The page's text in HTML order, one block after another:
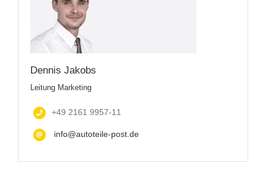
Dennis Jakobs
Leitung Marketing
+49 2161 9957-11
info@autoteile-post.de